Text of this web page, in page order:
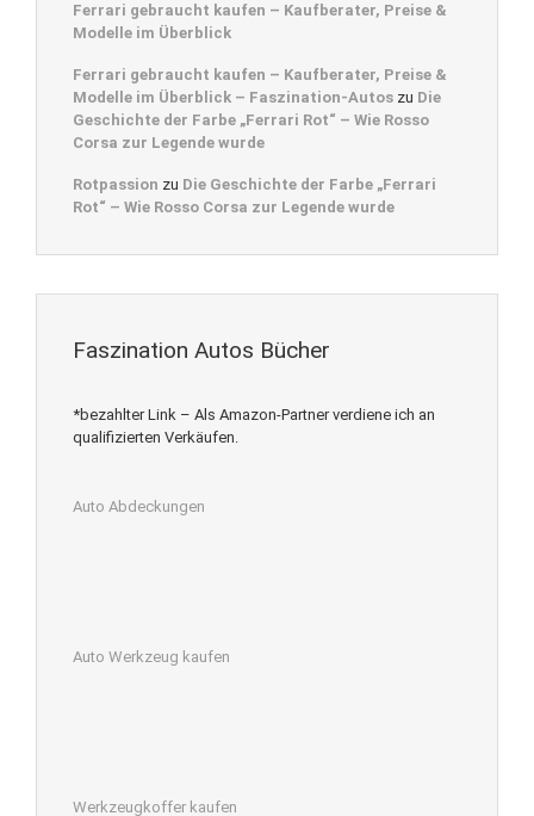
Ferrari gebraucht kaufen – Kaufberater, Preise &
Modelle im Überblick
Ferrari gebraucht kaufen – Kaufberater, Preise &
Modelle im Überblick – Faszination-Autos zu Die
Geschichte der Farbe „Ferrari Rot“ – Wie Rosso
Corsa zur Legende wurde
Rotpassion zu Die Geschichte der Farbe „Ferrari
Rot“ – Wie Rosso Corsa zur Legende wurde
Faszination Autos Bücher
*bezahlter Link – Als Amazon-Partner verdiene ich an
qualifizierten Verkäufen.
Auto Abdeckungen
Auto Werkzeug kaufen
Werkzeugkoffer kaufen